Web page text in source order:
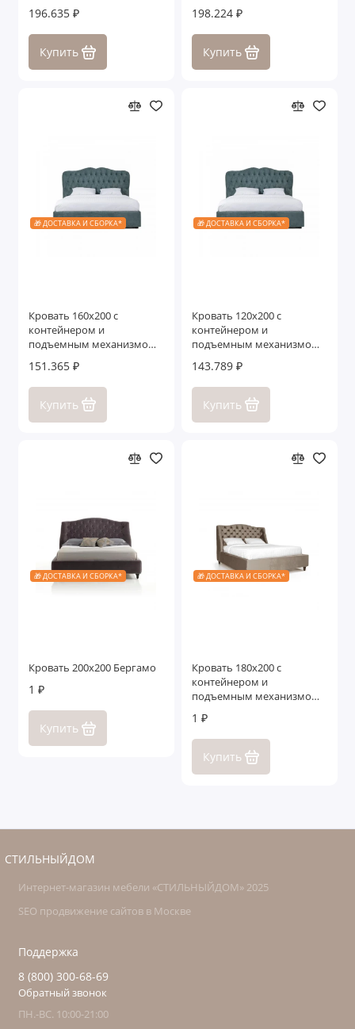
196.635 ₽
Купить
198.224 ₽
Купить
🎁 ДОСТАВКА И СБОРКА*
Кровать 160x200 с
контейнером и
подъемным механизмом
151.365 ₽
Купить
🎁 ДОСТАВКА И СБОРКА*
Кровать 120x200 с
контейнером и
подъемным механизмом
143.789 ₽
Купить
🎁 ДОСТАВКА И СБОРКА*
Кровать 200x200 Бергамо
1 ₽
Купить
🎁 ДОСТАВКА И СБОРКА*
Кровать 180x200 с
контейнером и
подъемным механизмом
1 ₽
Купить
СТИЛЬНЫЙДОМ
Интернет-магазин мебели «СТИЛЬНЫЙДОМ» 2025
SEO продвижение сайтов в Москве
Поддержка
8 (800) 300-68-69
Обратный звонок
ПН.-ВС. 10:00-21:00